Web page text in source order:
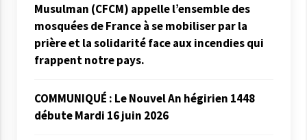
Musulman (CFCM) appelle l’ensemble des
mosquées de France à se mobiliser par la
prière et la solidarité face aux incendies qui
frappent notre pays.
COMMUNIQUÉ : Le Nouvel An hégirien 1448
débute Mardi 16 juin 2026